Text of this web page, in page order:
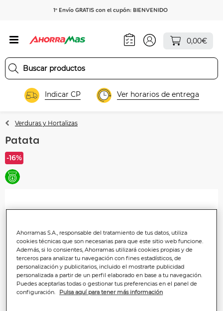
1º Envío GRATIS con el cupón: BIENVENIDO
0,00€
Indicar CP Ver horarios de entrega
Verduras y Hortalizas
Patata
-16%
Ahorramas S.A., responsable del tratamiento de tus datos, utiliza
cookies técnicas que son necesarias para que este sitio web funcione.
Además, si lo consientes, Ahorramas utilizará cookies propias y de
terceros para analizar tu navegación con fines estadísticos, de
personalización y publicitarios, incluido el mostrarte publicidad
personalizada a partir de un perfil elaborado en base a tu navegación.
Puedes aceptarlas todas o gestionar tus preferencias en el panel de
configuración.
Pulsa aquí para tener más información